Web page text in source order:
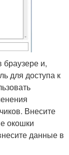
браузере и,
для доступа к
Внесите
окошки
данные в